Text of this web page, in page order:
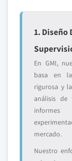
1. Diseño
En GMI,
basa en
rigurosa y
análisis de
informes
mercado.
Nuestro